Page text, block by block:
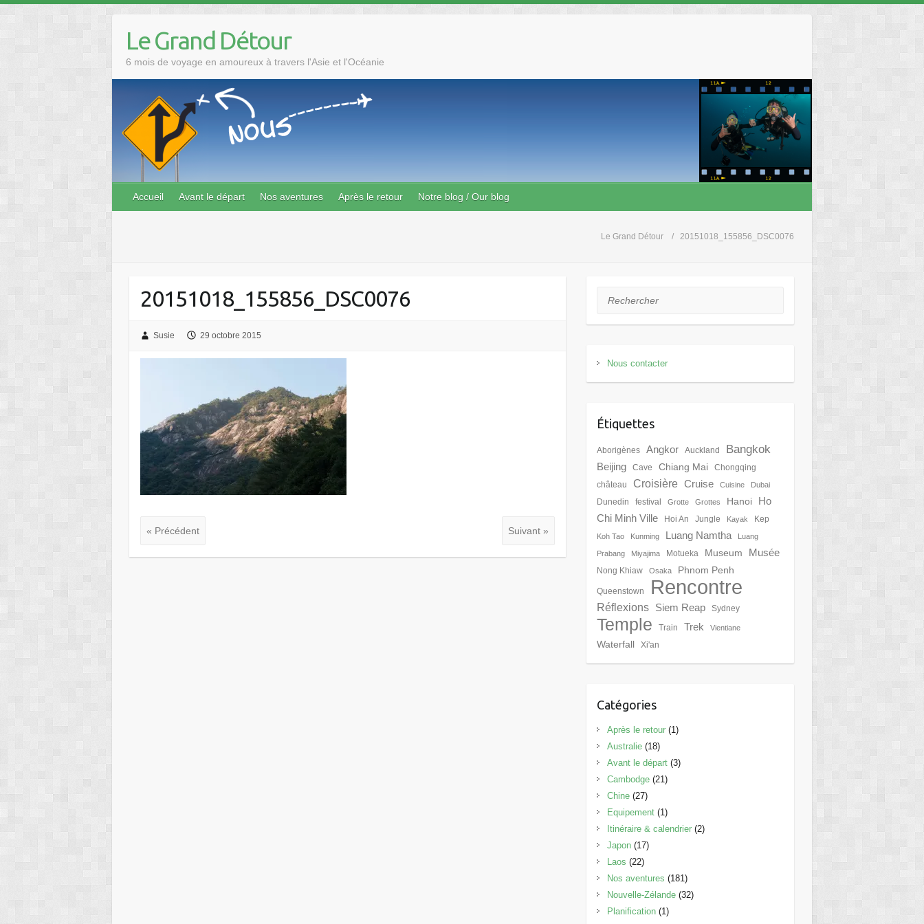
content
Le Grand Détour
6 mois de voyage en amoureux à travers l'Asie et l'Océanie
Accueil Avant le départ Nos aventures Après le retour Notre blog / Our blog
Le Grand Détour 20151018_155856_DSC0076
20151018_155856_DSC0076
Susie 29 octobre 2015
« Précédent Suivant »
Rechercher
Nous contacter
Étiquettes
Aborigènes Angkor Auckland Bangkok
Beijing Cave Chiang Mai
Chongqing
château
Croisière Cruise Cuisine Dubai
Dunedin festival Grotte Grottes Hanoi
Ho
Chi Minh Ville
Hoi An Jungle Kayak Kep
Koh Tao Kunming Luang Namtha Luang
Prabang Miyajima Motueka Museum Musée
Nong Khiaw Osaka Phnom Penh
Queenstown Rencontre
Réflexions Siem Reap Sydney
Temple Train Trek Vientiane
Waterfall Xi'an
Catégories
Après le retour(1)
Australie(18)
Avant le départ(3)
Cambodge(21)
Chine(27)
Equipement(1)
Itinéraire & calendrier(2)
Japon(17)
Laos (22)
Nos aventures (181)
Nouvelle-Zélande(32)
Planification(1)